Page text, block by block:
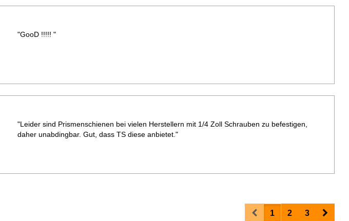
"GooD !!!!! "
"Leider sind Prismenschienen bei vielen Herstellern mit 1/4 Zoll Schrauben zu befestigen,
daher unabdingbar. Gut, dass TS diese anbietet."
Prev1 2 3 Next